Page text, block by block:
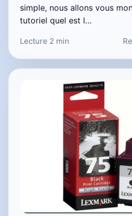
simple, nous allons vous
tutoriel quel est l…
Lecture 2 min